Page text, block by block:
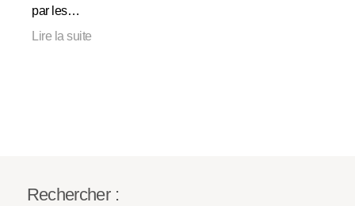
par les…
Lire la suite
Rechercher :